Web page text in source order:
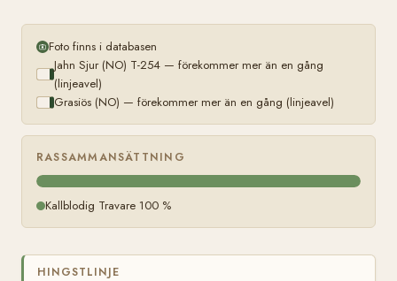
Foto finns i databasen
Jahn Sjur (NO) T-254 — förekommer mer än en gång
(linjeavel)
Grasiös (NO) — förekommer mer än en gång (linjeavel)
RASSAMMANSÄTTNING
Kallblodig Travare 100 %
HINGSTLINJE